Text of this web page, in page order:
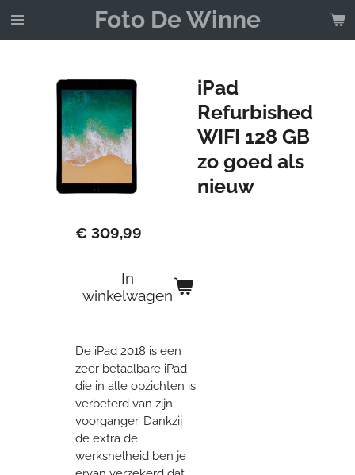
Ga
hoofdinhoud
Foto De Winne
iPad
Refurbished
WIFI 128 GB
zo goed als
nieuw
€ 309,99
In
winkelwagen
De iPad 2018 is een
zeer betaalbare iPad
die in alle opzichten is
verbeterd van zijn
voorganger. Dankzij
de extra de
werksnelheid ben je